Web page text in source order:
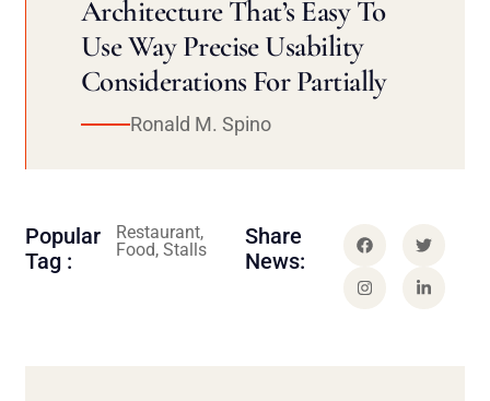
Architecture That’s Easy To
Use Way Precise Usability
Considerations For Partially
Ronald M. Spino
Popular
Tag :
Restaurant,
Food, Stalls
Share
News: